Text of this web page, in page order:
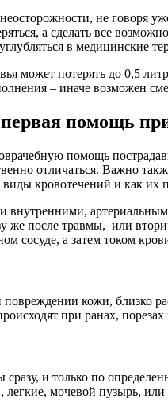
не говоря
а сделать все
в медицинские
может потерять до 0,5
– иначе возможен
помощь
помощь
отличаться. Важно
кровотечений и как их
же после травмы, или
сосуде, а затем током
кожи, близко
при ранах,
и только по
легкие, мочевой пузырь,